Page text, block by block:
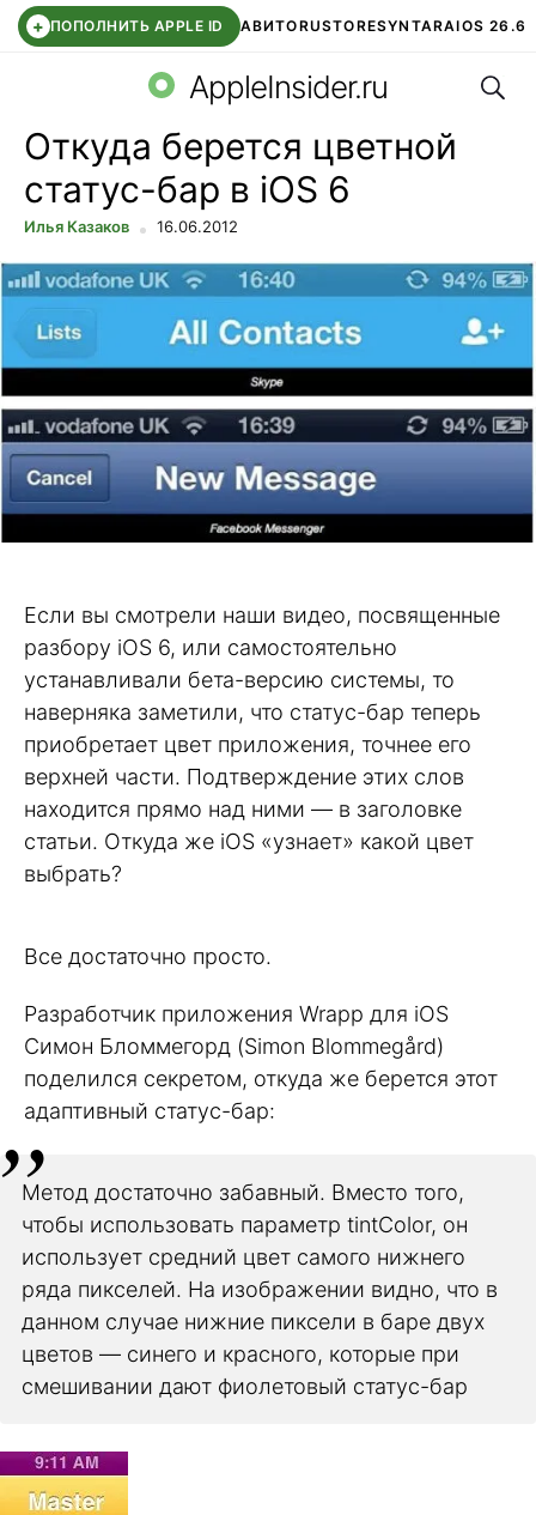
+ ПОПОЛНИТЬ APPLE ID АВИТОRUSTORESYNTARAIOS 26.6
СБЕР КИДС ЧАТ ROBLOXВТБ ОНЛАЙН
AppleInsider.ru
Откуда берется цветной
статус-бар в iOS 6
Илья Казаков 16.06.2012
Если вы смотрели наши видео, посвященные
разбору iOS 6, или самостоятельно
устанавливали бета-версию системы, то
наверняка заметили, что статус-бар теперь
приобретает цвет приложения, точнее его
верхней части. Подтверждение этих слов
находится прямо над ними — в заголовке
статьи. Откуда же iOS «узнает» какой цвет
выбрать?
Все достаточно просто.
Разработчик приложения Wrapp для iOS
Симон Бломмегорд (Simon Blommegård)
поделился секретом, откуда же берется этот
адаптивный статус-бар:
Метод достаточно забавный. Вместо того,
чтобы использовать параметр tintColor, он
использует средний цвет самого нижнего
ряда пикселей. На изображении видно, что в
данном случае нижние пиксели в баре двух
цветов — синего и красного, которые при
смешивании дают фиолетовый статус-бар